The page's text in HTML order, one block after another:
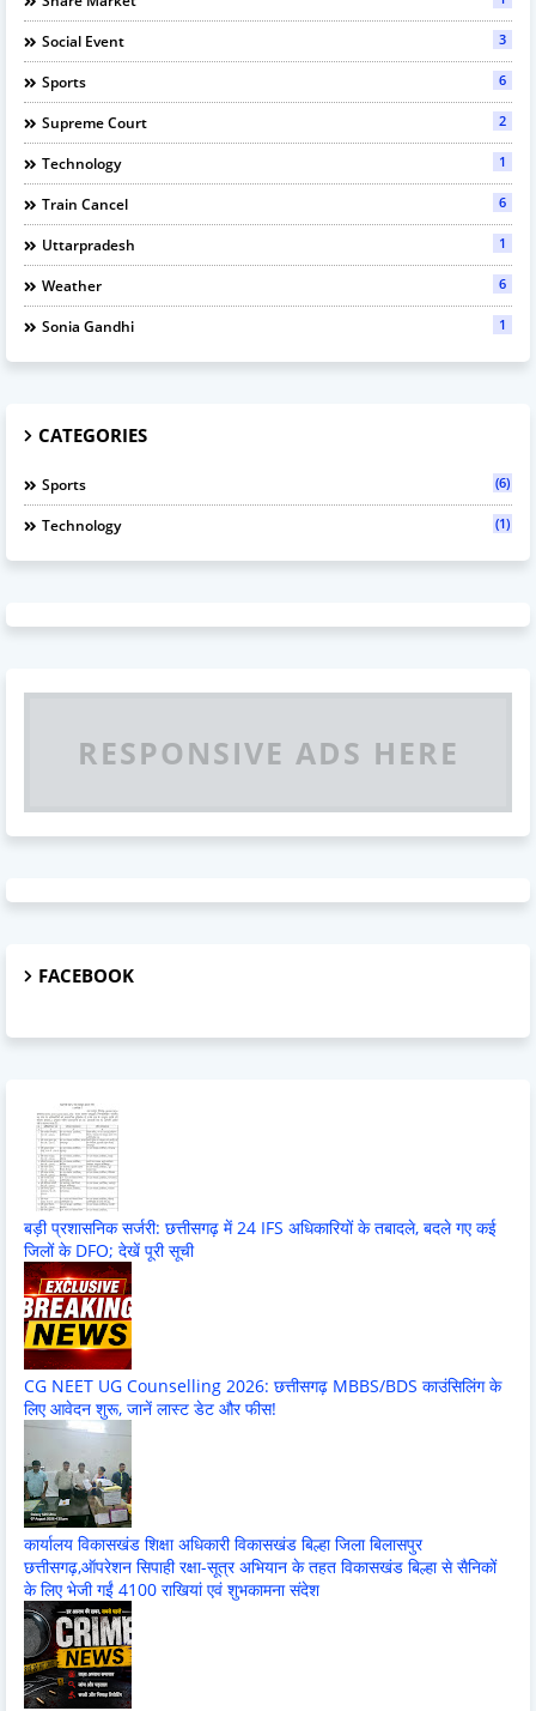
Social Event 3
Sports 6
Supreme Court 2
Technology 1
Train Cancel 6
Uttarpradesh 1
Weather 6
Sonia Gandhi 1
CATEGORIES
Sports (6)
Technology (1)
RESPONSIVE ADS HERE
FACEBOOK
बड़ी प्रशासनिक सर्जरी: छत्तीसगढ़ में 24 IFS अधिकारियों के तबादले, बदले गए कई
जिलों के DFO; देखें पूरी सूची
CG NEET UG Counselling 2026: छत्तीसगढ़ MBBS/BDS काउंसिलिंग के
लिए आवेदन शुरू, जानें लास्ट डेट और फीस!
कार्यालय विकासखंड शिक्षा अधिकारी विकासखंड बिल्हा जिला बिलासपुर
छत्तीसगढ़,ऑपरेशन सिपाही रक्षा-सूत्र अभियान के तहत विकासखंड बिल्हा से सैनिकों
के लिए भेजी गईं 4100 राखियां एवं शुभकामना संदेश